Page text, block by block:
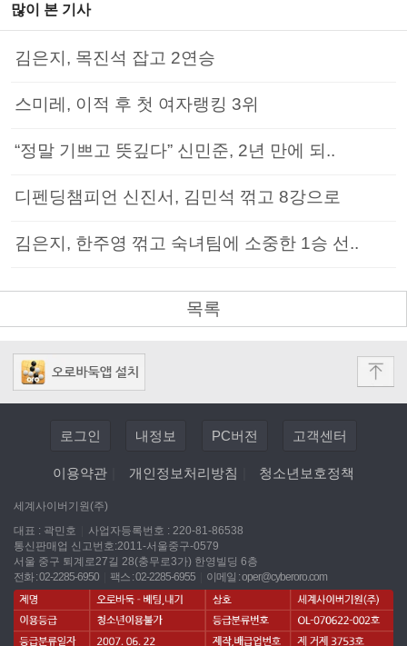
많이 본 기사
김은지, 목진석 잡고 2연승
스미레, 이적 후 첫 여자랭킹 3위
“정말 기쁘고 뜻깊다” 신민준, 2년 만에 되..
디펜딩챔피언 신진서, 김민석 꺾고 8강으로
김은지, 한주영 꺾고 숙녀팀에 소중한 1승 선..
목록
로그인 내정보 PC버전 고객센터
이용약관 개인정보처리방침 청소년보호정책
세계사이버기원(주)
대표 : 곽민호
사업자등록번호 : 220-81-86538
통신판매업 신고번호:2011-서울중구-0579
서울 중구 퇴계로27길 28(충무로3가) 한영빌딩 6층
전화 : 02-2285-6950
팩스 : 02-2285-6955 이메일 :oper@cyberoro.com